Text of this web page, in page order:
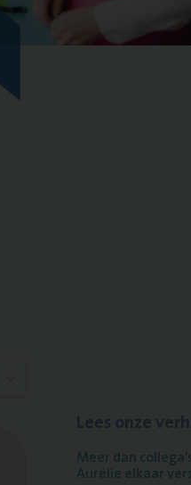
Meer dan
Aurélie elkaar